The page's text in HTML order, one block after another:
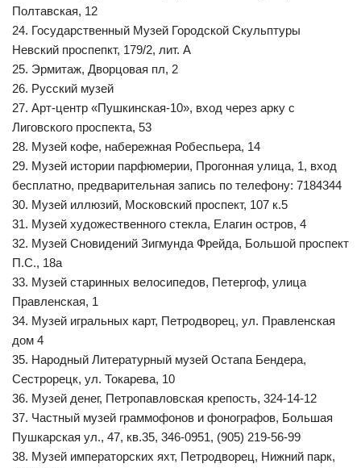
Полтавская, 12
24. Государственный Музей Городской Скульптуры
Невский проспепкт, 179/2, лит. А
25. Эрмитаж, Дворцовая пл, 2
26. Русский музей
27. Арт-центр «Пушкинская-10», вход через арку с
Лиговского проспекта, 53
28. Музей кофе, набережная Робеспьера, 14
29. Музей истории парфюмерии, Прогонная улица, 1, вход
бесплатно, предварительная запись по телефону: 7184344
30. Музей иллюзий, Московский проспект, 107 к.5
31. Музей художественного стекла, Елагин остров, 4
32. Музей Сновидений Зигмунда Фрейда, Большой проспект
П.С., 18а
33. Музей старинных велосипедов, Петергоф, улица
Правленская, 1
34. Музей игральных карт, Петродворец, ул. Правленская
дом 4
35. Народный Литературный музей Остапа Бендера,
Сестрорецк, ул. Токарева, 10
36. Музей денег, Петропавловская крепость, 324-14-12
37. Частный музей граммофонов и фонографов, Большая
Пушкарская ул., 47, кв.35, 346-0951, (905) 219-56-99
38. Музей императорских яхт, Петродворец, Нижний парк,